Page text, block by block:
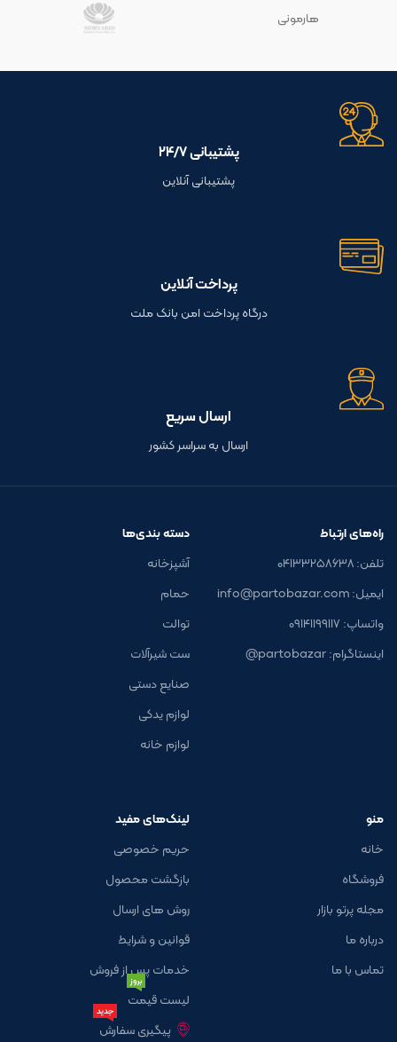
هارمونی
پشتیبانی ۲۴/۷
پشتیبانی آنلاین
پرداخت آنلاین
درگاه پرداخت امن بانک ملت
ارسال سریع
ارسال به سراسر کشور
راه‌های ارتباط
تلفن: ۰۴۱۳۳۲۵۸۶۳۸
ایمیل: info@partobazar.com
واتساپ: ۰۹۱۴۱۱۹۹۱۱۷
اینستاگرام: partobazar@
دسته بندی‌ها
آشپزخانه
حمام
توالت
ست شیرآلات
صنایع دستی
لوازم یدکی
لوازم خانه
منو
خانه
فروشگاه
مجله پرتو بازار
درباره ما
تماس با ما
لینک‌های مفید
حریم خصوصی
بازگشت محصول
روش های ارسال
قوانین و شرایط
خدمات پس از فروش
لیست قیمت
بروز
پیگیری سفارش
جدید